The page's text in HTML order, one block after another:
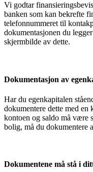
Vi godtar
banken som kan bekrefte
telefonnummeret til
dokumentasjonen du
skjermbilde av dette.
Dokumentasjon av
Har du egenkapitalen
dokumentere dette med
kontoen og saldo må være
bolig, må du dokumentere
Dokumentene må stå i